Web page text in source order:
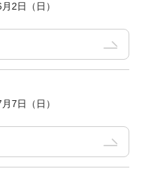
2日（日）
7日（日）